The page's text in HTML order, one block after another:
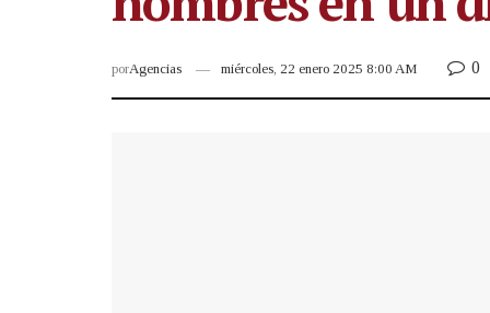
porAgencias miércoles, 22 enero 2025 8:00 AM 0